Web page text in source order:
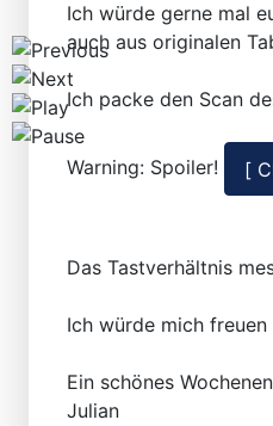
Ich würde gerne mal
auch aus originalen
Ich packe den Scan
Warning: Spoiler!
Das Tastverhältnis
Ich würde mich
Ein schönes
Julian